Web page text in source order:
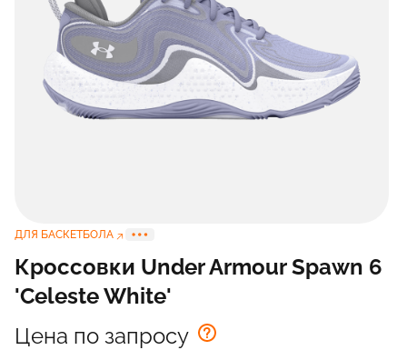
ДЛЯ БАСКЕТБОЛА
Кроссовки Under Armour Spawn 6
'Celeste White'
Цена по запросу